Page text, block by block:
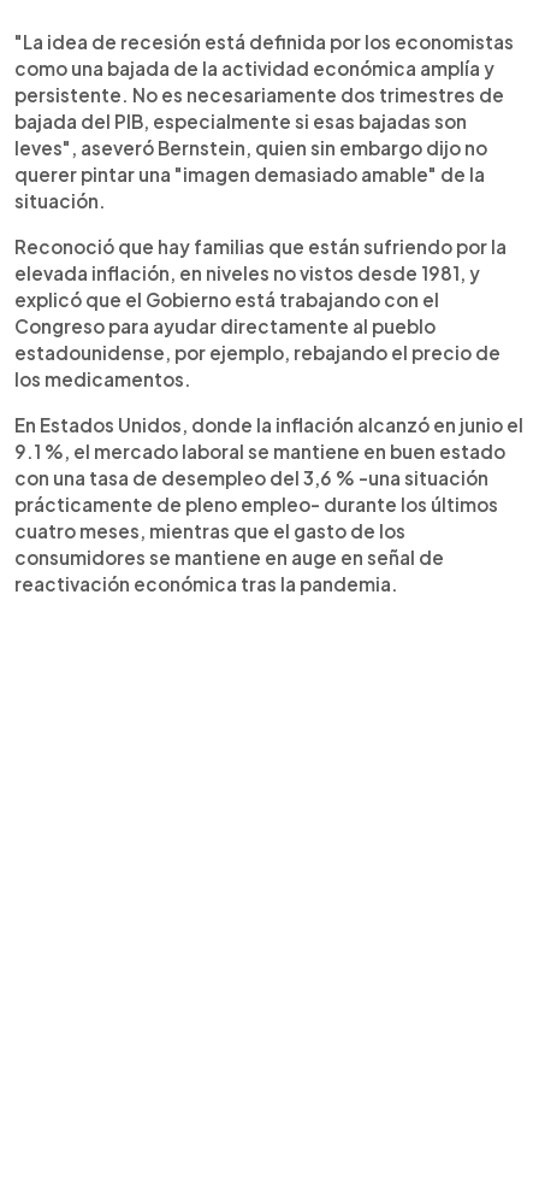
"La idea de recesión está definida por los economistas
como una bajada de la actividad económica amplía y
persistente. No es necesariamente dos trimestres de
bajada del PIB, especialmente si esas bajadas son
leves", aseveró Bernstein, quien sin embargo dijo no
querer pintar una "imagen demasiado amable" de la
situación.
Reconoció que hay familias que están sufriendo por la
elevada inflación, en niveles no vistos desde 1981, y
explicó que el Gobierno está trabajando con el
Congreso para ayudar directamente al pueblo
estadounidense, por ejemplo, rebajando el precio de
los medicamentos.
En Estados Unidos, donde la inflación alcanzó en junio el
9.1 %, el mercado laboral se mantiene en buen estado
con una tasa de desempleo del 3,6 % -una situación
prácticamente de pleno empleo- durante los últimos
cuatro meses, mientras que el gasto de los
consumidores se mantiene en auge en señal de
reactivación económica tras la pandemia.